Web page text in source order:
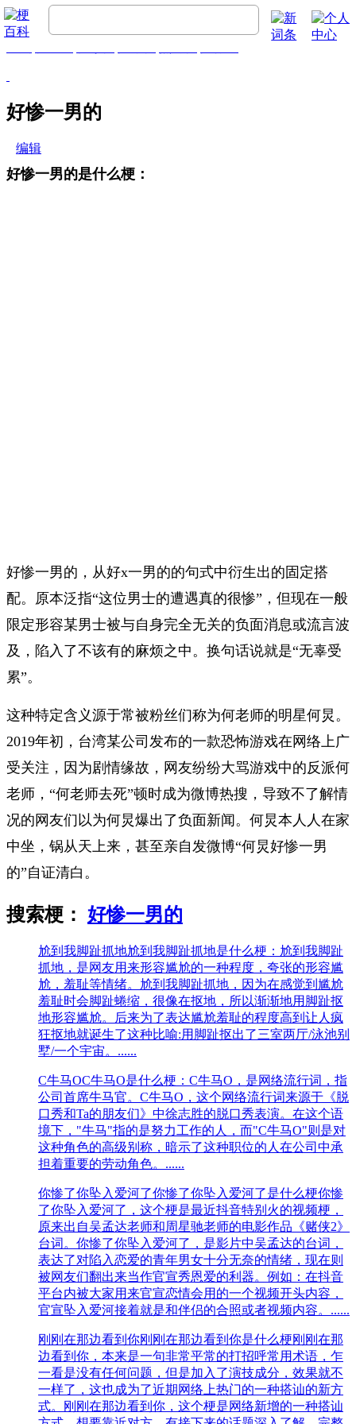
好惨一男的
编辑
好惨一男的是什么梗：
好惨一男的，从好x一男的的句式中衍生出的固定搭
配。原本泛指“这位男士的遭遇真的很惨”，但现在一般
限定形容某男士被与自身完全无关的负面消息或流言波
及，陷入了不该有的麻烦之中。换句话说就是“无辜受
累”。
这种特定含义源于常被粉丝们称为何老师的明星何炅。
2019年初，台湾某公司发布的一款恐怖游戏在网络上广
受关注，因为剧情缘故，网友纷纷大骂游戏中的反派何
老师，“何老师去死”顿时成为微博热搜，导致不了解情
况的网友们以为何炅爆出了负面新闻。何炅本人人在家
中坐，锅从天上来，甚至亲自发微博“何炅好惨一男
的”自证清白。
搜索梗： 好惨一男的
尬到我脚趾抓地尬到我脚趾抓地是什么梗：尬到我脚趾
抓地，是网友用来形容尴尬的一种程度，夸张的形容尴
尬，羞耻等情绪。尬到我脚趾抓地，因为在感觉到尴尬
羞耻时会脚趾蜷缩，很像在抠地，所以渐渐地用脚趾抠
地形容尴尬。后来为了表达尴尬羞耻的程度高到让人疯
狂抠地就诞生了这种比喻:用脚趾抠出了三室两厅/泳池别
墅/一个宇宙。......
‌C牛马OC牛马O是什么梗：‌C牛马O，是网络流行词，指
公司首席牛马官。‌‌C牛马O，这个网络流行词来源于‌《脱
口秀和Ta的朋友们》中徐志胜的脱口秀表演。在这个语
境下，"牛马"指的是努力工作的人，而"C牛马O"则是对
这种角色的高级别称，暗示了这种职位的人在公司中承
担着重要的劳动角色。‌......
你惨了你坠入爱河了你惨了你坠入爱河了是什么梗你惨
了你坠入爱河了，这个梗是最近抖音特别火的视频梗，
原来出自吴孟达老师和周星驰老师的电影作品《赌侠2》
台词。你惨了你坠入爱河了，是影片中吴孟达的台词，
表达了对陷入恋爱的青年男女十分无奈的情绪，现在则
被网友们翻出来当作官宣秀恩爱的利器。例如：在抖音
平台内被大家用来官宣恋情会用的一个视频开头内容，
官宣坠入爱河接着就是和伴侣的合照或者视频内容。......
刚刚在那边看到你刚刚在那边看到你是什么梗刚刚在那
边看到你，本来是一句非常平常的打招呼常用术语，乍
一看是没有任何问题，但是加入了演技成分，效果就不
一样了，这也成为了近期网络上热门的一种搭讪的新方
式。刚刚在那边看到你，这个梗是网络新增的一种搭讪